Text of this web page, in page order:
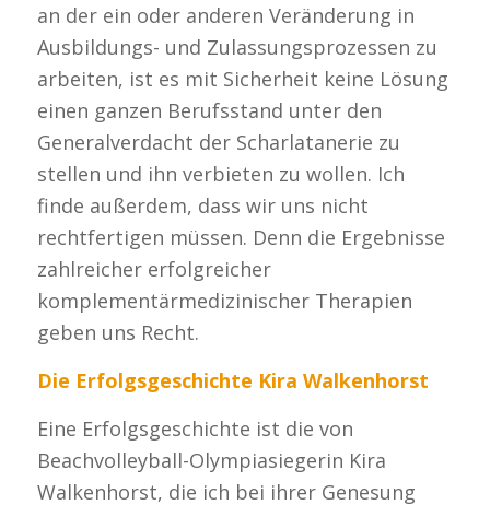
an der ein oder anderen Veränderung in
Ausbildungs- und Zulassungsprozessen zu
arbeiten, ist es mit Sicherheit keine Lösung
einen ganzen Berufsstand unter den
Generalverdacht der Scharlatanerie zu
stellen und ihn verbieten zu wollen. Ich
finde außerdem, dass wir uns nicht
rechtfertigen müssen. Denn die Ergebnisse
zahlreicher erfolgreicher
komplementärmedizinischer Therapien
geben uns Recht.
Die Erfolgsgeschichte Kira Walkenhorst
Eine Erfolgsgeschichte ist die von
Beachvolleyball-Olympiasiegerin Kira
Walkenhorst, die ich bei ihrer Genesung